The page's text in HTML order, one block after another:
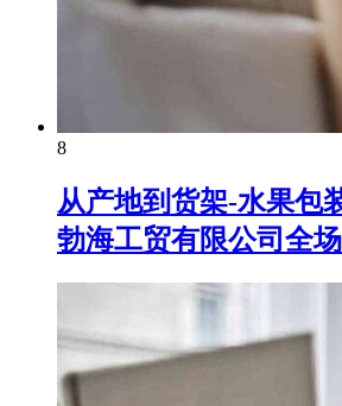
8
从产地到货架-水果包
勃海工贸有限公司全